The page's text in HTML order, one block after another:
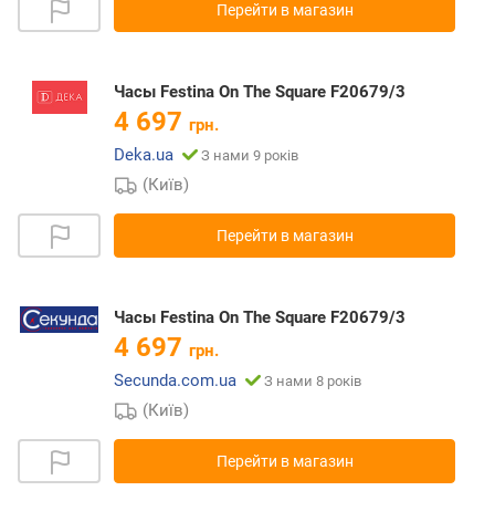
Перейти в магазин
Часы Festina On The Square F20679/3
4 697 грн.
Deka.ua
З нами 9 років
(Київ)
Перейти в магазин
Часы Festina On The Square F20679/3
4 697 грн.
Secunda.com.ua
З нами 8 років
(Київ)
Перейти в магазин